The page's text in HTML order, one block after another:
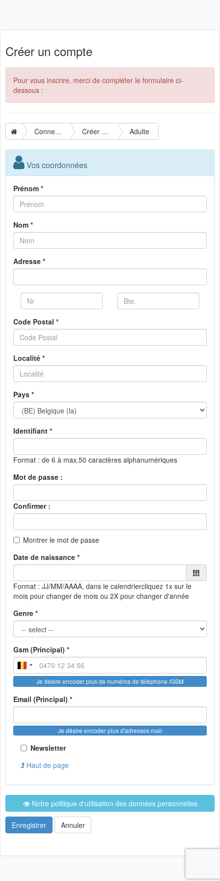
Créer un compte
Pour vous inscrire, merci de compléter le formulaire ci-
dessous :
Connexion Créer un compte Adulte
Vos coordonnées
Prénom *
Nom *
Adresse *
Code Postal *
Localité *
Pays *
Identifiant *
Format : de 6 à max.50 caractères alphanumériques
Mot de passe :
Confirmer :
Montrer le mot de passe
Date de naissance *
Format : JJ/MM/AAAA, dans le calendriercliquez 1x sur le
mois pour changer de mois ou 2X pour changer d'année
Genre *
Gsm (Principal) *
Je désire encoder plus de numéros de téléphone /GSM
Email (Principal) *
Je désire encoder plus d'adresses mail
Newsletter
Haut de page
Notre politique d'utilisation des données personnelles
Enregistrer Annuler